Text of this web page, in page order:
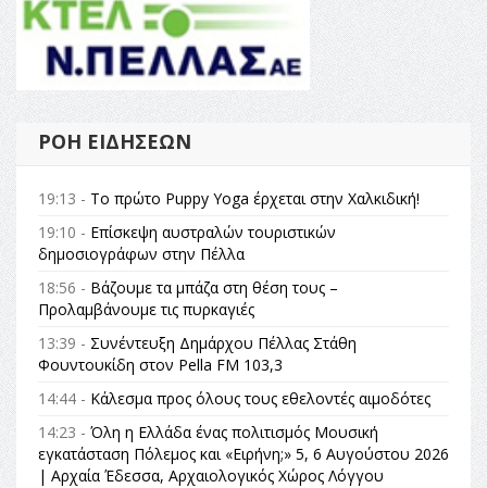
ΡΟΉ ΕΙΔΉΣΕΩΝ
19:13 - Το πρώτο Puppy Yoga έρχεται στην Χαλκιδική!
19:10 - Επίσκεψη αυστραλών τουριστικών
δημοσιογράφων στην Πέλλα
18:56 - Βάζουμε τα μπάζα στη θέση τους –
Προλαμβάνουμε τις πυρκαγιές
13:39 - Συνέντευξη Δημάρχου Πέλλας Στάθη
Φουντουκίδη στον Pella FM 103,3
14:44 - Κάλεσμα προς όλους τους εθελοντές αιμοδότες
14:23 - Όλη η Ελλάδα ένας πολιτισμός Μουσική
εγκατάσταση Πόλεμος και «Ειρήνη;» 5, 6 Αυγούστου 2026
| Αρχαία Έδεσσα, Αρχαιολογικός Χώρος Λόγγου